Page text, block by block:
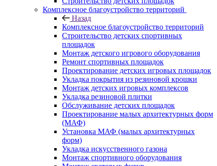
Комплексное благоустройство территорий
Назад
Комплексное благоустройство территорий
Строительство детских спортивных
площадок
Монтаж детского игрового оборудования
Ремонт спортивных площадок
Проектирование детских игровых площадок
Укладка покрытия из резиновой крошки
Монтаж детских игровых комплексов
Укладка резиновой плитки
Обслуживание детских площадок
Проектирование малых архитектурных форм
(МАФ)
Установка МАФ (малых архитектурных
форм)
Укладка искусственного газона
Монтаж спортивного оборудования